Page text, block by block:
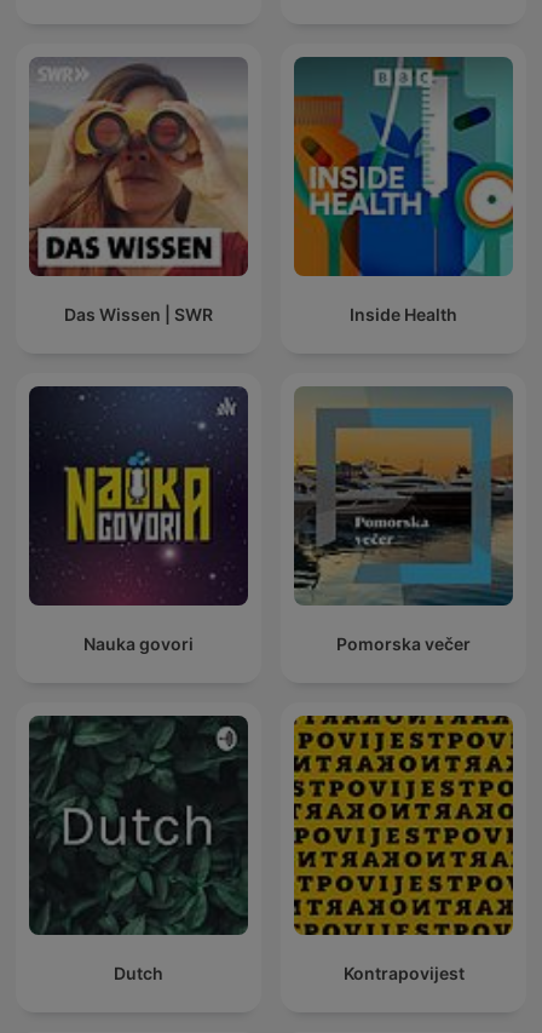
Das Wissen | SWR Inside Health
Nauka govori Pomorska večer
Dutch Kontrapovijest